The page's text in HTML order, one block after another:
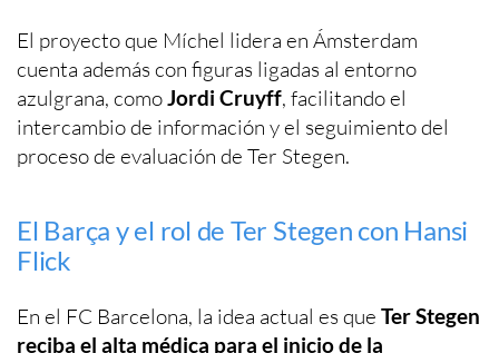
El proyecto que Míchel lidera en Ámsterdam
cuenta además con figuras ligadas al entorno
azulgrana, comoJordi Cruyff, facilitando el
intercambio de información y el seguimiento del
proceso de evaluación de Ter Stegen.
El Barça y el rol de Ter Stegen con Hansi
Flick
En el FC Barcelona, la idea actual es que Ter Stegen
reciba el alta médica para el inicio de la